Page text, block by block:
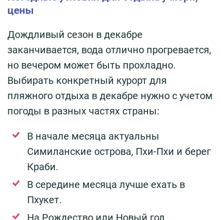
цены
Дождливый сезон в декабре
заканчивается, вода отлично прогревается,
но вечером может быть прохладно.
Выбирать конкретный курорт для
пляжного отдыха в декабре нужно с учетом
погоды в разных частях страны:
В начале месяца актуальны
Симиланские острова, Пхи-Пхи и берег
Краби.
В середине месяца лучше ехать в
Пхукет.